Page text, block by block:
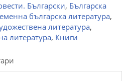
Български, Българска
българска литература,
литература,
литература, Книги